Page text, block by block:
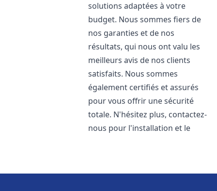
solutions adaptées à votre
budget. Nous sommes fiers de
nos garanties et de nos
résultats, qui nous ont valu les
meilleurs avis de nos clients
satisfaits. Nous sommes
également certifiés et assurés
pour vous offrir une sécurité
totale. N'hésitez plus, contactez-
nous pour l'installation et le